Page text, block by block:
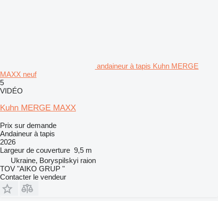
andaineur à tapis Kuhn MERGE
MAXX neuf
5
VIDÉO
Kuhn MERGE MAXX
Prix sur demande
Andaineur à tapis
2026
Largeur de couverture 9,5 m
Ukraine, Boryspilskyi raion
TOV "AIKO GRUP "
Contacter le vendeur